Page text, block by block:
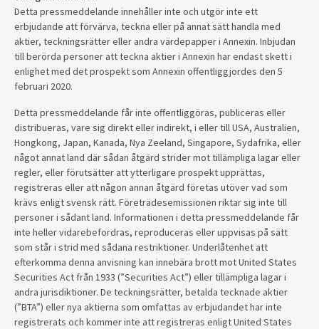
Detta pressmeddelande innehåller inte och utgör inte ett
erbjudande att förvärva, teckna eller på annat sätt handla med
aktier, teckningsrätter eller andra värdepapper i Annexin. Inbjudan
till berörda personer att teckna aktier i Annexin har endast skett i
enlighet med det prospekt som Annexin offentliggjordes den 5
februari 2020.
Detta pressmeddelande får inte offentliggöras, publiceras eller
distribueras, vare sig direkt eller indirekt, i eller till USA, Australien,
Hongkong, Japan, Kanada, Nya Zeeland, Singapore, Sydafrika, eller
något annat land där sådan åtgärd strider mot tillämpliga lagar eller
regler, eller förutsätter att ytterligare prospekt upprättas,
registreras eller att någon annan åtgärd företas utöver vad som
krävs enligt svensk rätt. Företrädesemissionen riktar sig inte till
personer i sådant land. Informationen i detta pressmeddelande får
inte heller vidarebefordras, reproduceras eller uppvisas på sätt
som står i strid med sådana restriktioner. Underlåtenhet att
efterkomma denna anvisning kan innebära brott mot United States
Securities Act från 1933 (”Securities Act”) eller tillämpliga lagar i
andra jurisdiktioner. De teckningsrätter, betalda tecknade aktier
(”BTA”) eller nya aktierna som omfattas av erbjudandet har inte
registrerats och kommer inte att registreras enligt United States